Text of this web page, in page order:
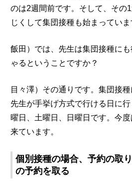
のは2週間前です。そして、その
じくして集団接種も始まっていま
飯田）では、先生は集団接種に
ゃるということですか？
目々澤）その通りです。集団接
先生が手挙げ方式で行ける日に
曜日、土曜日、日曜日です。今
来ています。
個別接種の場合、予約の取
の予約を取る